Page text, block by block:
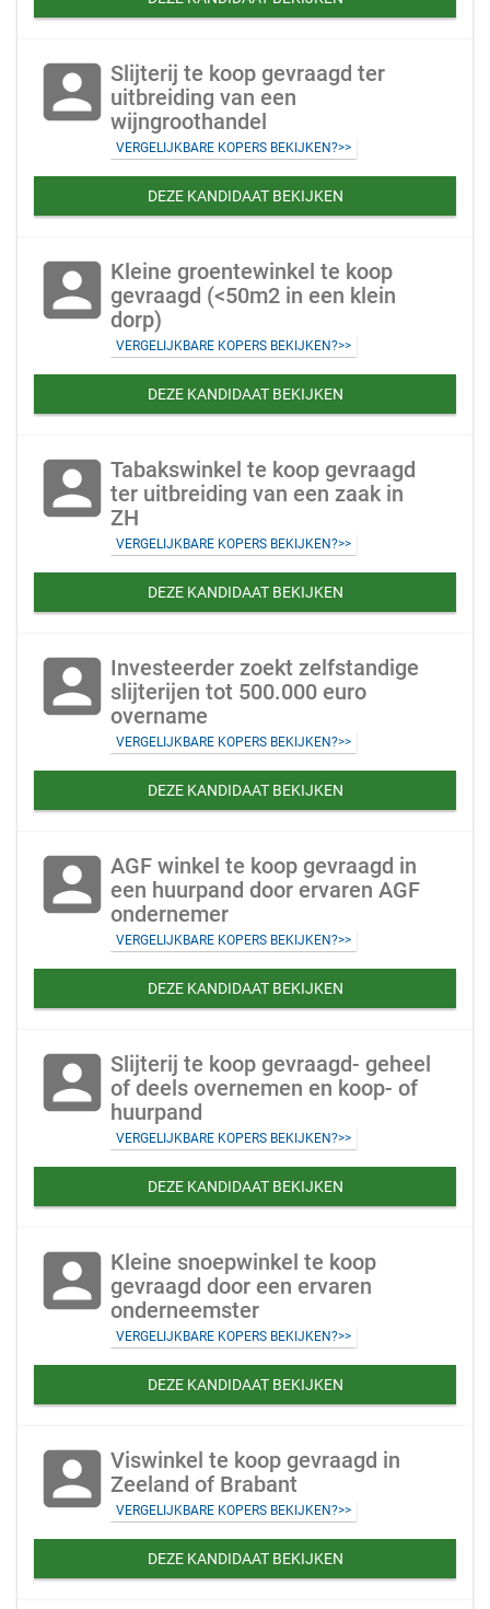
account_box Slijterij te koop gevraagd ter
uitbreiding van een
wijngroothandel
VERGELIJKBARE KOPERS BEKIJKEN?>>
DEZE KANDIDAAT BEKIJKEN
account_box Kleine groentewinkel te koop
gevraagd (<50m2 in een klein
dorp)
VERGELIJKBARE KOPERS BEKIJKEN?>>
DEZE KANDIDAAT BEKIJKEN
account_box Tabakswinkel te koop gevraagd
ter uitbreiding van een zaak in
ZH
VERGELIJKBARE KOPERS BEKIJKEN?>>
DEZE KANDIDAAT BEKIJKEN
account_box Investeerder zoekt zelfstandige
slijterijen tot 500.000 euro
overname
VERGELIJKBARE KOPERS BEKIJKEN?>>
DEZE KANDIDAAT BEKIJKEN
account_box AGF winkel te koop gevraagd in
een huurpand door ervaren AGF
ondernemer
VERGELIJKBARE KOPERS BEKIJKEN?>>
DEZE KANDIDAAT BEKIJKEN
account_box Slijterij te koop gevraagd- geheel
of deels overnemen en koop- of
huurpand
VERGELIJKBARE KOPERS BEKIJKEN?>>
DEZE KANDIDAAT BEKIJKEN
account_box Kleine snoepwinkel te koop
gevraagd door een ervaren
onderneemster
VERGELIJKBARE KOPERS BEKIJKEN?>>
DEZE KANDIDAAT BEKIJKEN
account_box Viswinkel te koop gevraagd in
Zeeland of Brabant
VERGELIJKBARE KOPERS BEKIJKEN?>>
DEZE KANDIDAAT BEKIJKEN